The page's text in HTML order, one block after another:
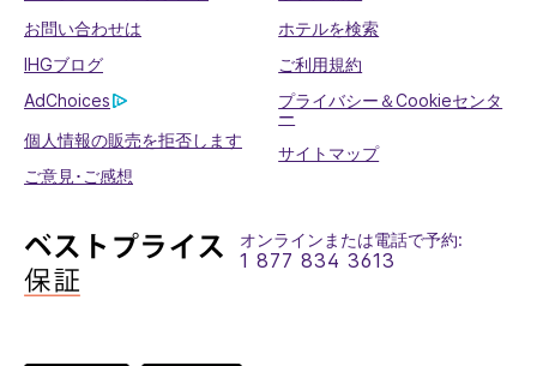
お問い合わせは
ホテルを検索
IHGブログ
ご利用規約
AdChoices
プライバシー＆Cookieセンタ
ー
個人情報の販売を拒否します
サイトマップ
ご意見･ご感想
オンラインまたは電話で予約:
1 877 834 3613